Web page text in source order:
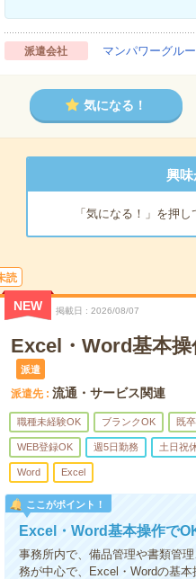
派遣会社 マンパワーグル
気になる！
興
「気になる！」を押
読
NEW 掲載日 2026/08/07
Excel・Word基本
派遣
派遣先 流通・サービス関連
職種未経験OK ブランクOK 既
WEB登録OK 週5日勤務 土日祝
Word Excel
ここがポイント！
Excel・Word基本操作で
事務所内で、備品管理や書類管
務が中心で、Excel・Wordの基